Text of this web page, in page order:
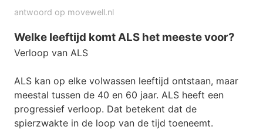
antwoord op movewell.nl
Welke leeftijd komt ALS het meeste voor?
Verloop van ALS
ALS kan op elke volwassen leeftijd ontstaan, maar
meestal tussen de 40 en 60 jaar. ALS heeft een
progressief verloop. Dat betekent dat de
spierzwakte in de loop van de tijd toeneemt.